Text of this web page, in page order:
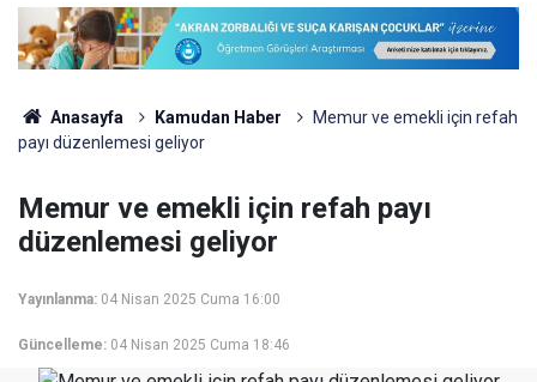
Anasayfa Kamudan Haber
Memur ve emekli için refah
payı düzenlemesi geliyor
Memur ve emekli için refah payı
düzenlemesi geliyor
Yayınlanma: 04 Nisan 2025 Cuma 16:00
Güncelleme: 04 Nisan 2025 Cuma 18:46